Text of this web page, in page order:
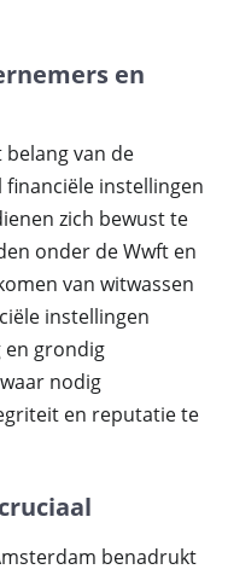
en
van de
financiële instellingen
zich bewust te
onder de Wwft en
van witwassen
instellingen
grondig
nodig
en reputatie te
benadrukt